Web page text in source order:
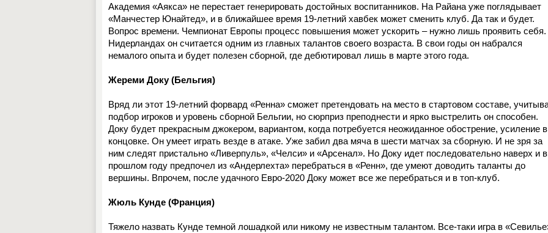
Академия «Аякса» не перестает генерировать достойных воспитанников. На Райана уже поглядывает
«Манчестер Юнайтед», и в ближайшее время 19-летний хавбек может сменить клуб. Да так и будет.
Вопрос времени. Чемпионат Европы процесс повышения может ускорить – нужно лишь проявить
Нидерландах он считается одним из главных талантов своего возраста. В свои годы он набрался
немалого опыта и будет полезен сборной, где дебютировал лишь в марте этого года.
Жереми Доку (Бельгия)
Вряд ли этот 19-летний форвард «Ренна» сможет претендовать на место в стартовом составе,
подбор игроков и уровень сборной Бельгии, но сюрприз преподнести и ярко выстрелить он способен.
Доку будет прекрасным джокером, вариантом, когда потребуется неожиданное обострение, усиление в
концовке. Он умеет играть везде в атаке. Уже забил два мяча в шести матчах за сборную. И не зря за
ним следят пристально «Ливерпуль», «Челси» и «Арсенал». Но Доку идет последовательно наверх и в
прошлом году предпочел из «Андерлехта» перебраться в «Ренн», где умеют доводить таланты до
вершины. Впрочем, после удачного Евро-2020 Доку может все же перебраться и в топ-клуб.
Жюль Кунде (Франция)
Тяжело назвать Кунде темной лошадкой или никому не известным талантом. Все-таки игра в